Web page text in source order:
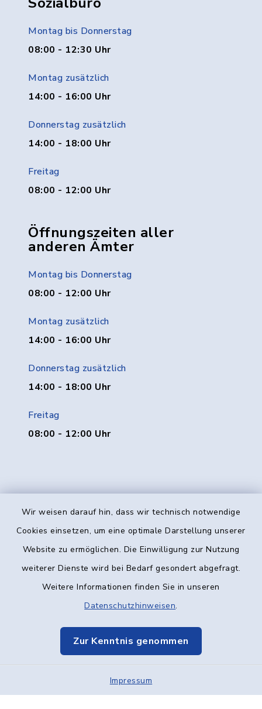
Wir weisen darauf hin, dass wir technisch notwendige
Cookies einsetzen, um eine optimale Darstellung unserer
Website zu ermöglichen. Die Einwilligung zur Nutzung
weiterer Dienste wird bei Bedarf gesondert abgefragt.
Weitere Informationen finden Sie in unseren
Datenschutzhinweisen.
Zur Kenntnis genommen
Impressum
Montag bis Donnerstag
08:00 - 12:30 Uhr
Montag zusätzlich
14:00 - 16:00 Uhr
Donnerstag zusätzlich
14:00 - 18:00 Uhr
Freitag
08:00 - 12:00 Uhr
Öffnungszeiten aller
anderen Ämter
Montag bis Donnerstag
08:00 - 12:00 Uhr
Montag zusätzlich
14:00 - 16:00 Uhr
Donnerstag zusätzlich
14:00 - 18:00 Uhr
Freitag
08:00 - 12:00 Uhr
Kontakt
Datenschutz
Elektronische Kommunikation
Sitemap